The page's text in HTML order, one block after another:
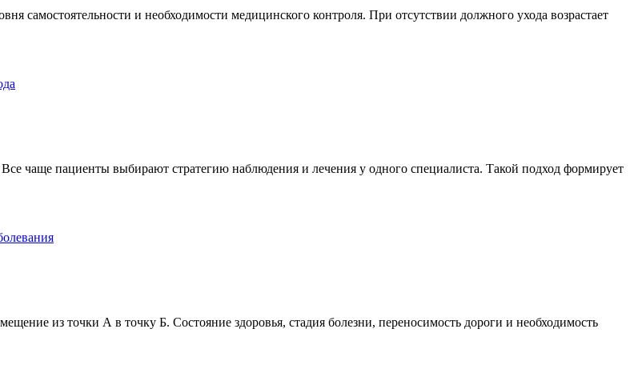
самостоятельности и необходимости медицинского контроля. При отсутствии должного ухода возрастает
чаще пациенты выбирают стратегию наблюдения и лечения у одного специалиста. Такой подход формирует
из точки А в точку Б. Состояние здоровья, стадия болезни, переносимость дороги и необходимость